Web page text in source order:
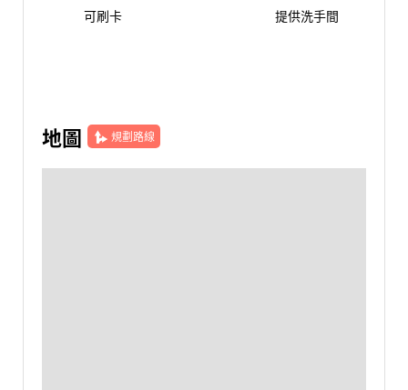
可刷卡 提供洗手間
地圖 規劃路線